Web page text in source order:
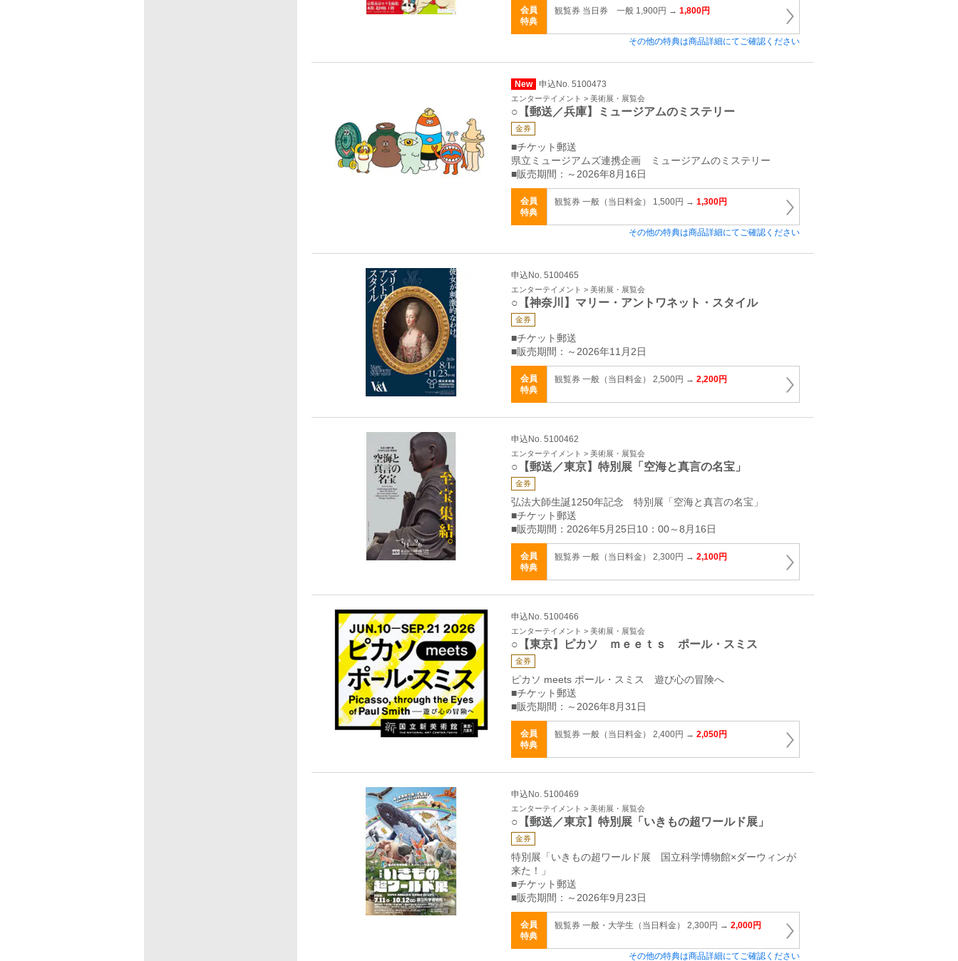
会員
特典
観覧券 当日券 一般 1,900円 → 1,800円
その他の特典は商品詳細にてご確認ください
New 申込No. 5100473
エンターテイメント > 美術展・展覧会
○【郵送／兵庫】ミュージアムのミステリー
金券
■チケット郵送
県立ミュージアムズ連携企画 ミュージアムのミステリー
■販売期間：～2026年8月16日
会員
特典
観覧券 一般（当日料金） 1,500円 → 1,300円
その他の特典は商品詳細にてご確認ください
申込No. 5100465
エンターテイメント > 美術展・展覧会
○【神奈川】マリー・アントワネット・スタイル
金券
■チケット郵送
■販売期間：～2026年11月2日
会員
特典
観覧券 一般（当日料金） 2,500円 → 2,200円
申込No. 5100462
エンターテイメント > 美術展・展覧会
○【郵送／東京】特別展「空海と真言の名宝」
金券
弘法大師生誕1250年記念 特別展「空海と真言の名宝」
■チケット郵送
■販売期間：2026年5月25日10：00～8月16日
会員
特典
観覧券 一般（当日料金） 2,300円 → 2,100円
申込No. 5100466
エンターテイメント > 美術展・展覧会
○【東京】ピカソ ｍｅｅｔｓ ポール・スミス
金券
ピカソ meets ポール・スミス 遊び心の冒険へ
■チケット郵送
■販売期間：～2026年8月31日
会員
特典
観覧券 一般（当日料金） 2,400円 → 2,050円
申込No. 5100469
エンターテイメント > 美術展・展覧会
○【郵送／東京】特別展「いきもの超ワールド展」
金券
特別展「いきもの超ワールド展 国立科学博物館×ダーウィンが
来た！」
■チケット郵送
■販売期間：～2026年9月23日
会員
特典
観覧券 一般・大学生（当日料金） 2,300円 → 2,000円
その他の特典は商品詳細にてご確認ください